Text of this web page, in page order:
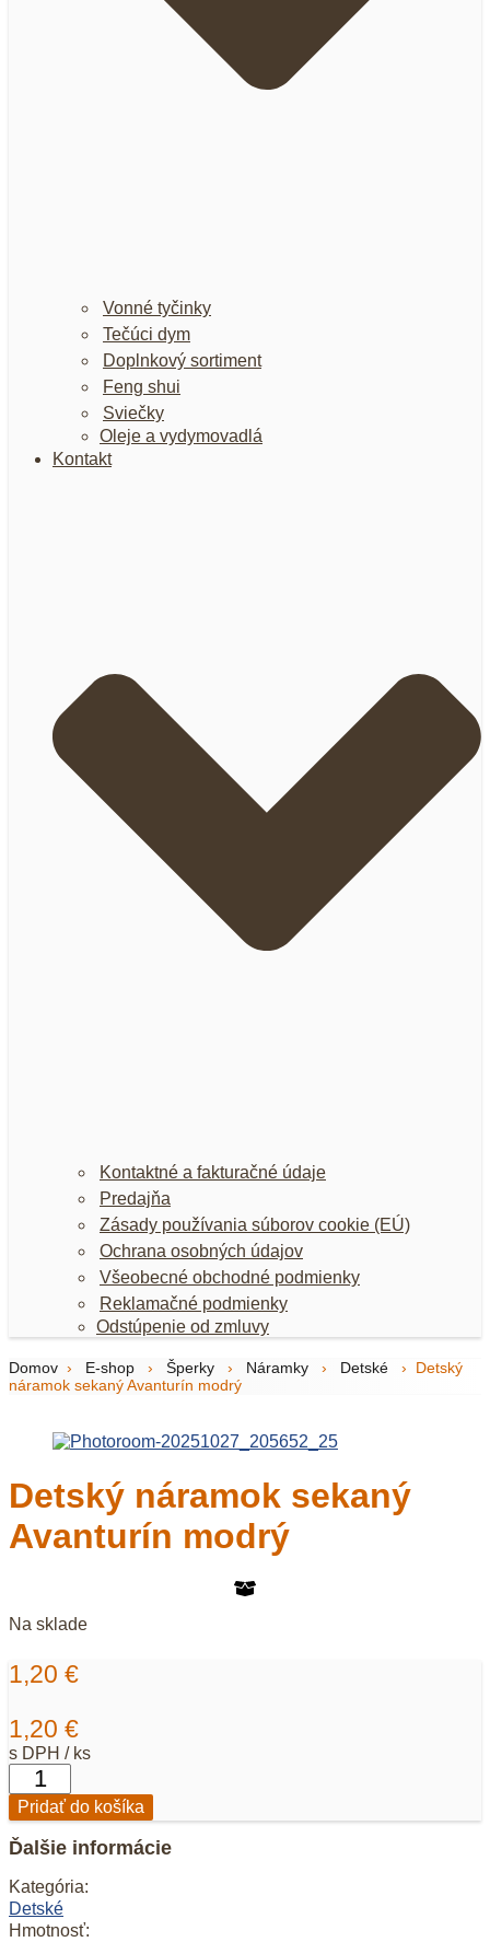
Vonné tyčinky
Tečúci dym
Doplnkový sortiment
Feng shui
Sviečky
Oleje a vydymovadlá
Kontakt
Kontaktné a fakturačné údaje
Predajňa
Zásady používania súborov cookie (EÚ)
Ochrana osobných údajov
Všeobecné obchodné podmienky
Reklamačné podmienky
Odstúpenie od zmluvy
Domov › E-shop › Šperky › Náramky › Detské ›
Detský
náramok sekaný Avanturín modrý
Detský náramok sekaný
Avanturín modrý
Na sklade
1,20 €
1,20 €
s DPH / ks
množstvo
Detský
náramok
Avanturín
Pridať do košíka
Ďalšie informácie
Kategória:
Detské
Hmotnosť: